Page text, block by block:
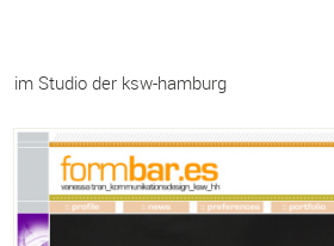
im Studio der ksw-hamburg